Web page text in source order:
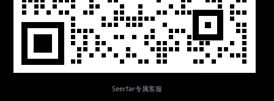
Seerfar专属客服